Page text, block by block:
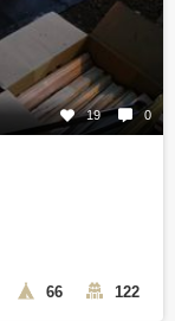
19 0
66 122